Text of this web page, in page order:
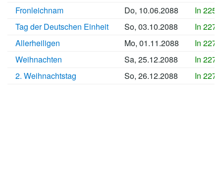
Fronleichnam
Do, 10.06.2088
In
Tag der Deutschen Einheit
So, 03.10.2088
In
Allerheiligen
Mo, 01.11.2088
In
Weihnachten
Sa, 25.12.2088
In
2. Weihnachtstag
So, 26.12.2088 In